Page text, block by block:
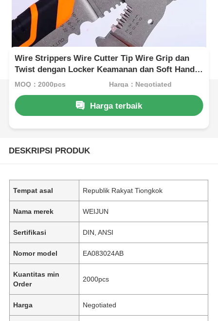
Wire Strippers Wire Cutter Tip Wire Grip dan
Twist dengan Locker Keamanan dan Soft Handle
0.6-1.3mm
MOQ：2000pcs Harga：Negotiated
Harga terbaik
DESKRIPSI PRODUK
Tempat asal Republik Rakyat Tiongkok
Nama merek WEIJUN
Sertifikasi DIN, ANSI
Nomor model EA083024AB
Kuantitas min
Order
2000pcs
Harga Negotiated